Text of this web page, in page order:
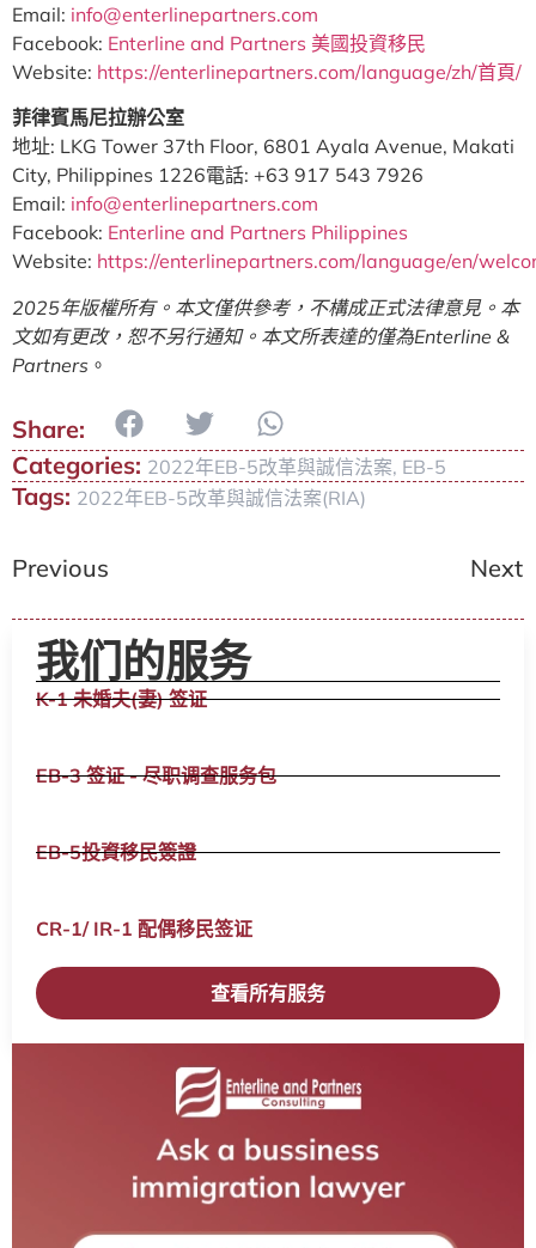
Email: info@enterlinepartners.com
Facebook: Enterline and Partners 美國投資移民
Website: https://enterlinepartners.com/language/zh/首頁/
菲律賓馬尼拉辦公室
地址: LKG Tower 37th Floor, 6801 Ayala Avenue, Makati
City, Philippines 1226電話: +63 917 543 7926
Email: info@enterlinepartners.com
Facebook: Enterline and Partners Philippines
Website: https://enterlinepartners.com/language/en/
2025年版權所有。本文僅供參考，不構成正式法律意見。本
文如有更改，恕不另行通知。本文所表達的僅為Enterline &
Partners 。
Categories: 2022年EB-5改革與誠信法案, EB-5
Tags: 2022年EB-5改革與誠信法案(RIA)
Previous Next
我们的服务
K-1 未婚夫(妻) 签证
EB-3 签证 - 尽职调查服务包
EB-5投資移民簽證
CR-1/ IR-1 配偶移民签证​
查看所有服务